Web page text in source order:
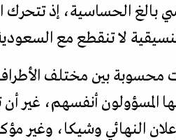
الحساسية، إذ تتحرك
لا تنقطع مع
بين مختلف
المسؤولون أنفسهم، غير
النهائي وشيكا، وغير